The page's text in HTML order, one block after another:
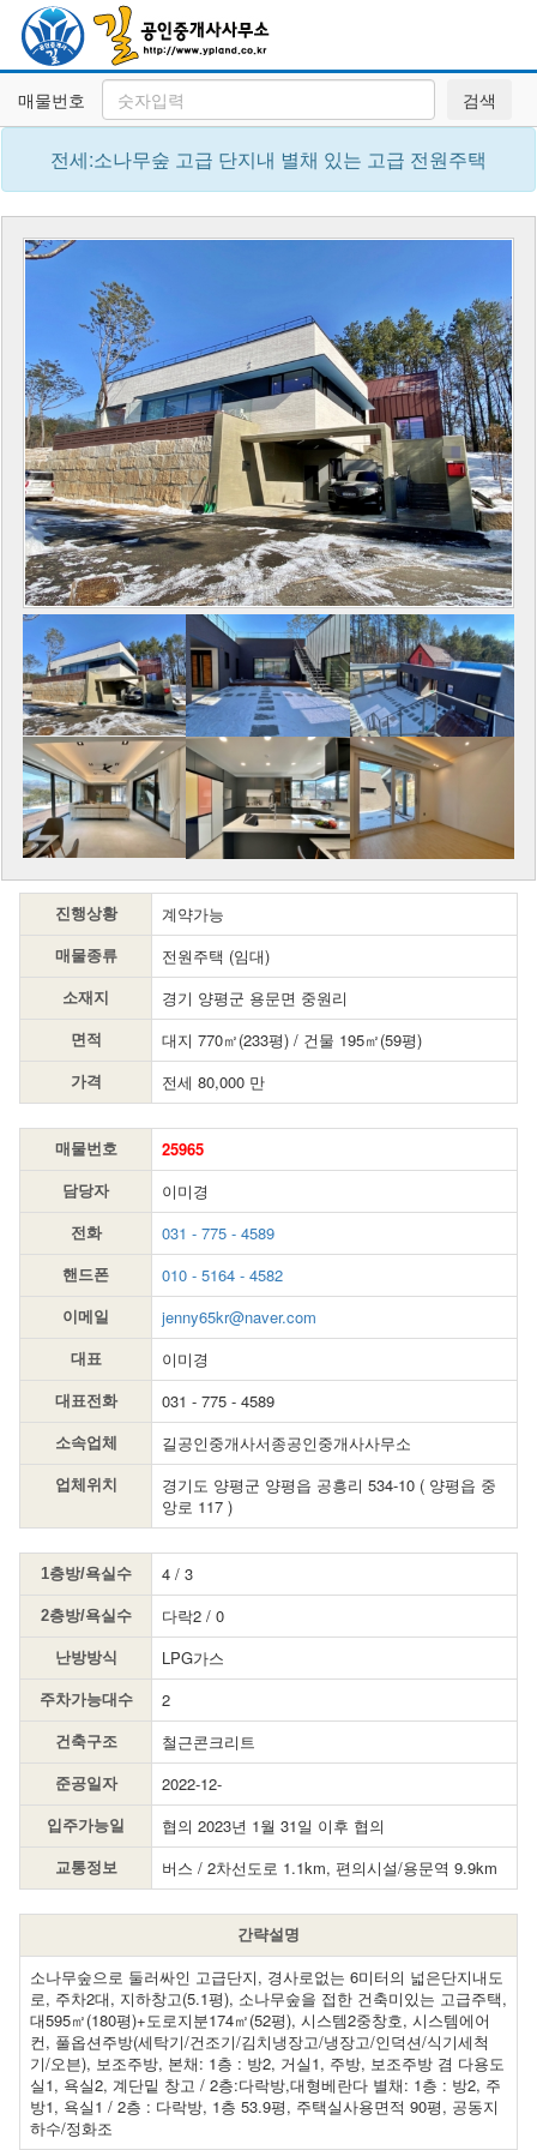
매물번호 검색
전세:소나무숲 고급 단지내 별채 있는 고급 전원주택
진행상황 계약가능
매물종류 전원주택 (임대)
소재지 경기 양평군 용문면 중원리
면적 대지 770㎡(233평) / 건물 195㎡(59평)
가격 전세 80,000 만
매물번호 25965
담당자 이미경
전화 031 - 775 - 4589
핸드폰 010 - 5164 - 4582
이메일 jenny65kr@naver.com
대표 이미경
대표전화 031 - 775 - 4589
소속업체 길공인중개사서종공인중개사사무소
업체위치
경기도 양평군 양평읍 공흥리 534-10 ( 양평읍 중
앙로 117 )
1층방/욕실수 4 / 3
2층방/욕실수 다락2 / 0
난방방식 LPG가스
주차가능대수 2
건축구조 철근콘크리트
준공일자 2022-12-
입주가능일 협의 2023년 1월 31일 이후 협의
교통정보 버스 / 2차선도로 1.1km, 편의시설/용문역 9.9km
간략설명
소나무숲으로 둘러싸인 고급단지, 경사로없는 6미터의 넓은단지내도
로, 주차2대, 지하창고(5.1평), 소나무숲을 접한 건축미있는 고급주택,
대595㎡(180평)+도로지분174㎡(52평), 시스템2중창호, 시스템에어
컨, 풀옵션주방(세탁기/건조기/김치냉장고/냉장고/인덕션/식기세척
기/오븐), 보조주방, 본채: 1층 : 방2, 거실1, 주방, 보조주방 겸 다용도
실1, 욕실2, 계단밑 창고 / 2층:다락방,대형베란다 별채: 1층 : 방2, 주
방1, 욕실1 / 2층 : 다락방, 1층 53.9평, 주택실사용면적 90평, 공동지
하수/정화조